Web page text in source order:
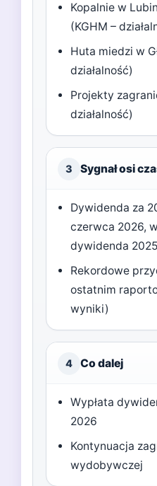
Kopalnie w
(KGHM –
Huta miedzi w
działalność)
Projekty
działalność)
3 Sygnał osi
Dywidenda za
czerwca 2026,
dywidenda
Rekordowe
ostatnim
wyniki)
4 Co dalej
Wypłata
2026
Kontynuacja
wydobywczej